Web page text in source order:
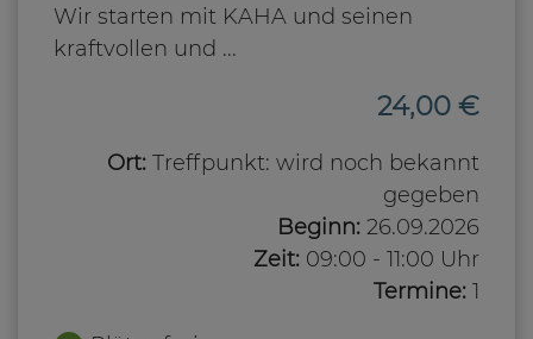
Wir starten mit KAHA und seinen
kraftvollen und ...
24,00 €
Ort: Treffpunkt: wird noch bekannt
gegeben
Beginn: 26.09.2026
Zeit: 09:00 - 11:00 Uhr
Termine: 1